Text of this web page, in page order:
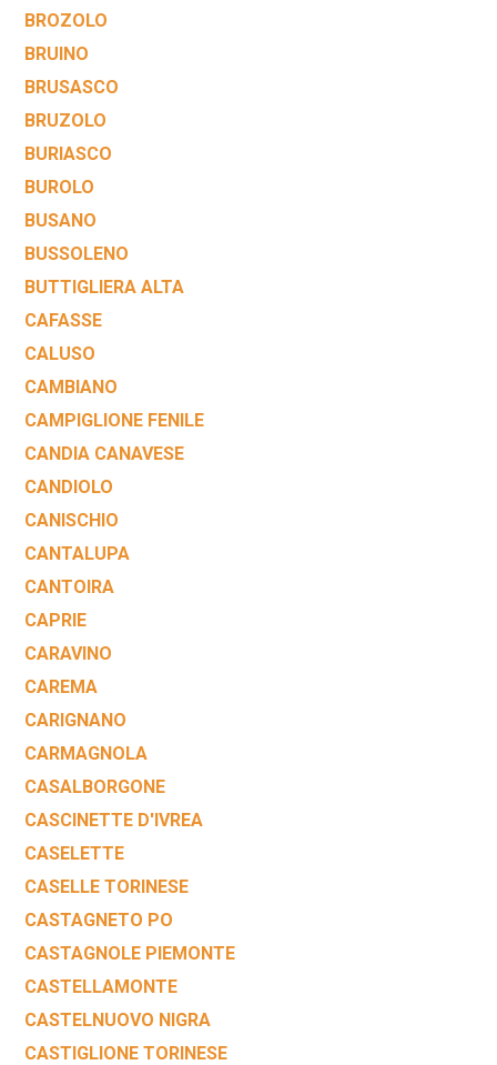
BROZOLO
BRUINO
BRUSASCO
BRUZOLO
BURIASCO
BUROLO
BUSANO
BUSSOLENO
BUTTIGLIERA ALTA
CAFASSE
CALUSO
CAMBIANO
CAMPIGLIONE FENILE
CANDIA CANAVESE
CANDIOLO
CANISCHIO
CANTALUPA
CANTOIRA
CAPRIE
CARAVINO
CAREMA
CARIGNANO
CARMAGNOLA
CASALBORGONE
CASCINETTE D'IVREA
CASELETTE
CASELLE TORINESE
CASTAGNETO PO
CASTAGNOLE PIEMONTE
CASTELLAMONTE
CASTELNUOVO NIGRA
CASTIGLIONE TORINESE